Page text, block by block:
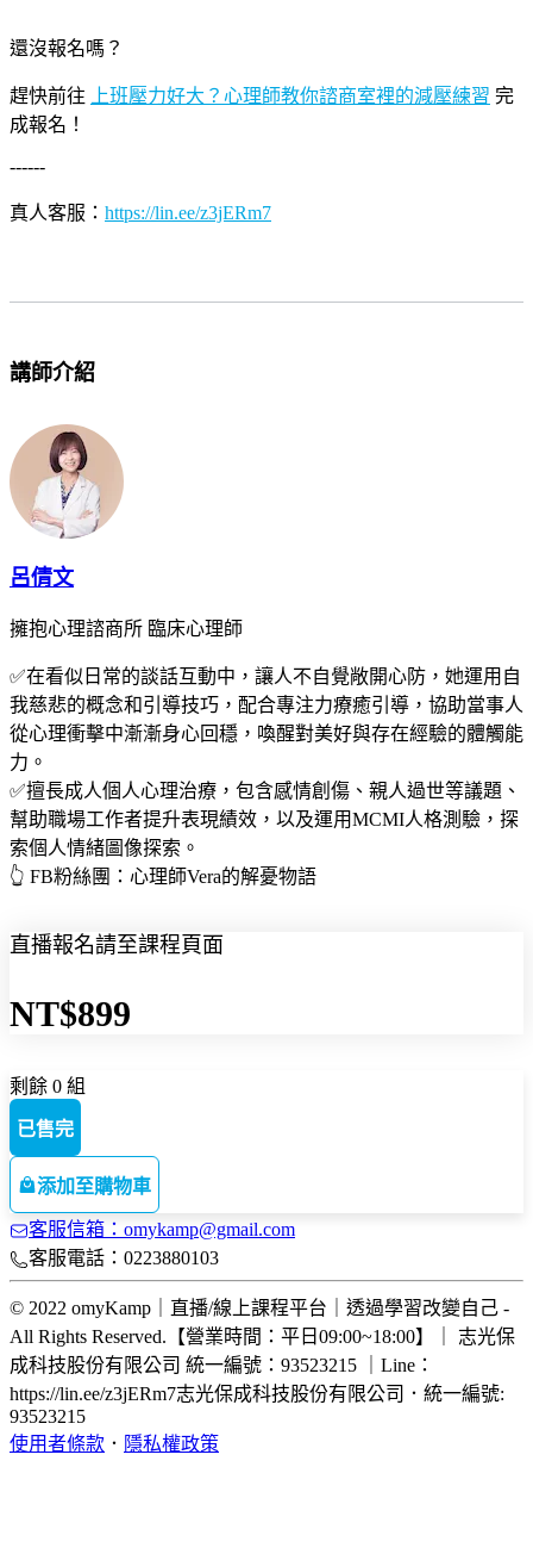
還沒報名嗎？
趕快前往 上班壓力好大？心理師教你諮商室裡的減壓練習 完
成報名！
------
真人客服： https://lin.ee/z3jERm7
講師介紹
呂倩文
擁抱心理諮商所 臨床心理師
✅在看似日常的談話互動中，讓人不自覺敞開心防，她運用自
我慈悲的概念和引導技巧，配合專注力療癒引導，協助當事人
從心理衝擊中漸漸身心回穩，喚醒對美好與存在經驗的體觸能
力。
✅擅長成人個人心理治療，包含感情創傷、親人過世等議題、
幫助職場工作者提升表現績效，以及運用MCMI人格測驗，探
索個人情緒圖像探索。
👆 FB粉絲團：心理師Vera的解憂物語
直播報名請至課程頁面
NT$899
剩餘 0 組
已售完
添加至購物車
客服信箱：omykamp@gmail.com
客服電話：0223880103
© 2022 omyKamp｜直播/線上課程平台｜透過學習改變自己 -
All Rights Reserved.【營業時間：平日09:00~18:00】｜ 志光保
成科技股份有限公司 統一編號：93523215 ｜Line：
https://lin.ee/z3jERm7志光保成科技股份有限公司 ． 統一編號:
93523215
使用者條款 ． 隱私權政策